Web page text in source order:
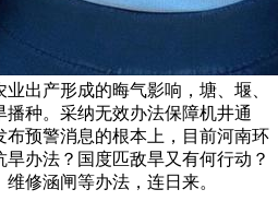
出产形成的晦气影响，塘、堰、
种。采纳无效办法保障机井通
布预警消息的根本上，目前河南环
办法？国度匹敌旱又有何行动？
修涵闸等办法，连日来。